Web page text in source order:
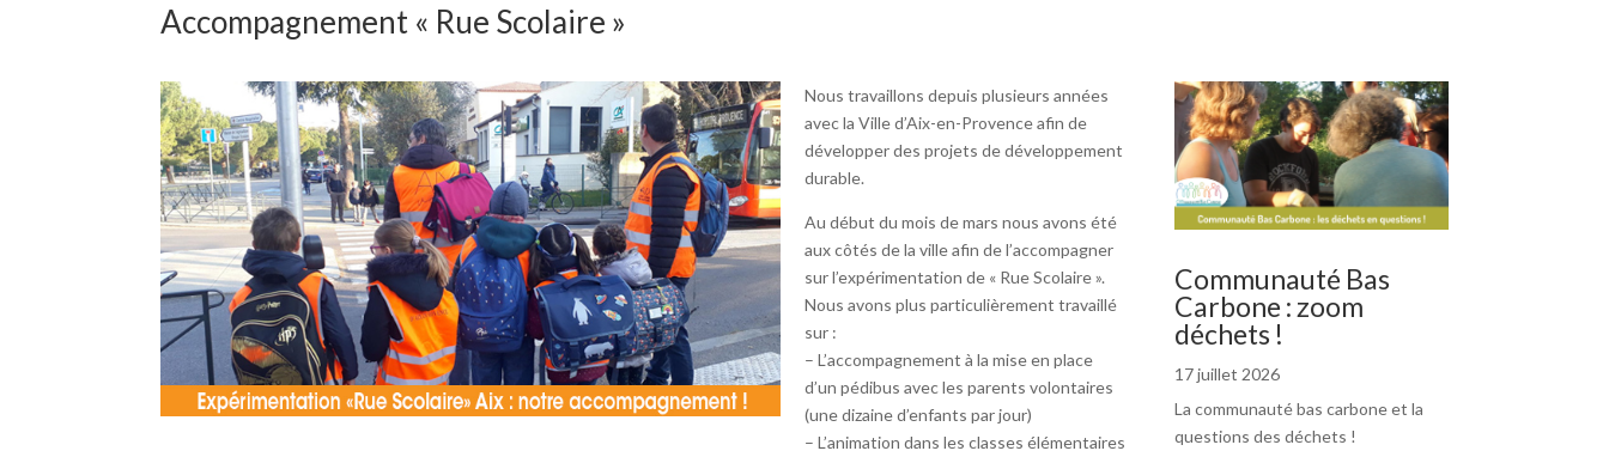
Accompagnement « Rue Scolaire »
Nous travaillons depuis plusieurs années
avec la Ville d’Aix-en-Provence afin de
développer des projets de développement
durable.
Au début du mois de mars nous avons été
aux côtés de la ville afin de l’accompagner
sur l’expérimentation de « Rue Scolaire ».
Nous avons plus particulièrement travaillé
sur :
– L’accompagnement à la mise en place
d’un pédibus avec les parents volontaires
(une dizaine d’enfants par jour)
– L’animation dans les classes élémentaires
Communauté Bas
Carbone : zoom
déchets !
17 juillet 2026
La communauté bas carbone et la
questions des déchets !